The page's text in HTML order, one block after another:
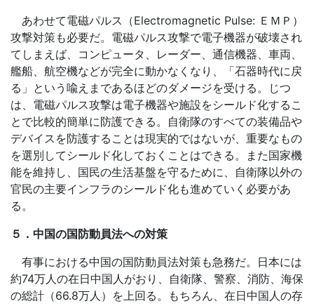
あわせて電磁パルス（Electromagnetic Pulse: ＥＭＰ）
攻撃対策も必要だ。電磁パルス攻撃で電子機器が破壊され
てしまえば、コンピュータ、レーダー、通信機器、車両、
艦船、航空機などが完全に動かなくなり、「石器時代に戻
る」という喩えまであるほどのダメージを受ける。じつ
は、電磁パルス攻撃は電子機器や施設をシールド化するこ
とで比較的簡単に防護できる。自衛隊のすべての装備品や
デバイスを防護することは現実的ではないが、重要なもの
を選別してシールド化しておくことはできる。また国家機
能を維持し、国民の生活基盤を守るために、自衛隊以外の
官民の主要インフラのシールド化も進めていく必要があ
る。
５．中国の国防動員法への対策
有事における中国の国防動員法対策も急務だ。日本には
約74万人の在日中国人がおり、自衛隊、警察、消防、海保
の総計（66.8万人）を上回る。もちろん、在日中国人の存